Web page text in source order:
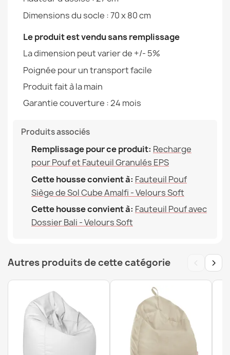
Fauteuil Pouf avec Dossier Bali - Velours Soft
60,27 €
Housse Pour Pouf Poire Enfants - Laine Bouclée
63,90 €
Housse Pour Pouf Poire Enfants - Velours À Grosses
57,90 €
24 Mois
Remplissage (l) 300 L (Env.)
Famille Pokrowiec-Bali
Références spécifiques
EAN13 2000000146553
MPN
Dimensions du socle : 70 x 80 cm
Le produit est vendu sans remplissage
La dimension peut varier de +/- 5%
Poignée pour un transport facile
Produit fait à la main
Garantie couverture : 24 mois
Produits associés
Remplissage pour ce produit: Recharge
pour Pouf et Fauteuil Granulés EPS
Cette housse convient à: Fauteuil Pouf
Siège de Sol Cube Amalfi - Velours Soft
Cette housse convient à: Fauteuil Pouf avec
Dossier Bali - Velours Soft
Autres produits de cette catégorie ‹ ›